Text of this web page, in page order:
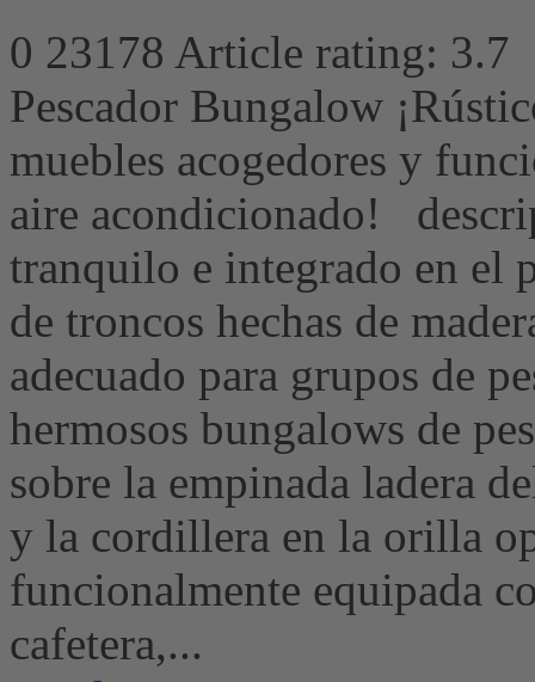
0 23178 Article rating: 3.7
Pescador Bungalow
muebles acogedores y
aire acondicionado!
tranquilo e integrado en el
de troncos hechas de
adecuado para grupos de
hermosos bungalows de
sobre la empinada ladera
y la cordillera en la orilla
funcionalmente equipada
cafetera,...